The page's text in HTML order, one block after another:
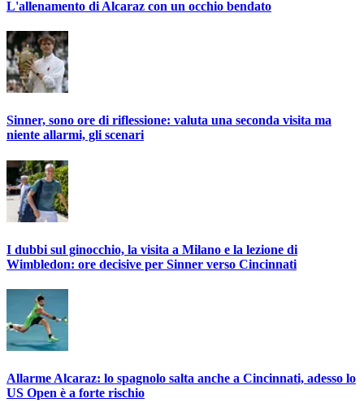
L'allenamento di Alcaraz con un occhio bendato
Sinner, sono ore di riflessione: valuta una seconda visita ma
niente allarmi, gli scenari
I dubbi sul ginocchio, la visita a Milano e la lezione di
Wimbledon: ore decisive per Sinner verso Cincinnati
Allarme Alcaraz: lo spagnolo salta anche a Cincinnati, adesso lo
US Open è a forte rischio